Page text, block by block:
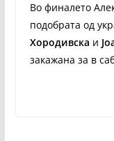
Во финалето
подобрата од
Хородивска и
закажана за в